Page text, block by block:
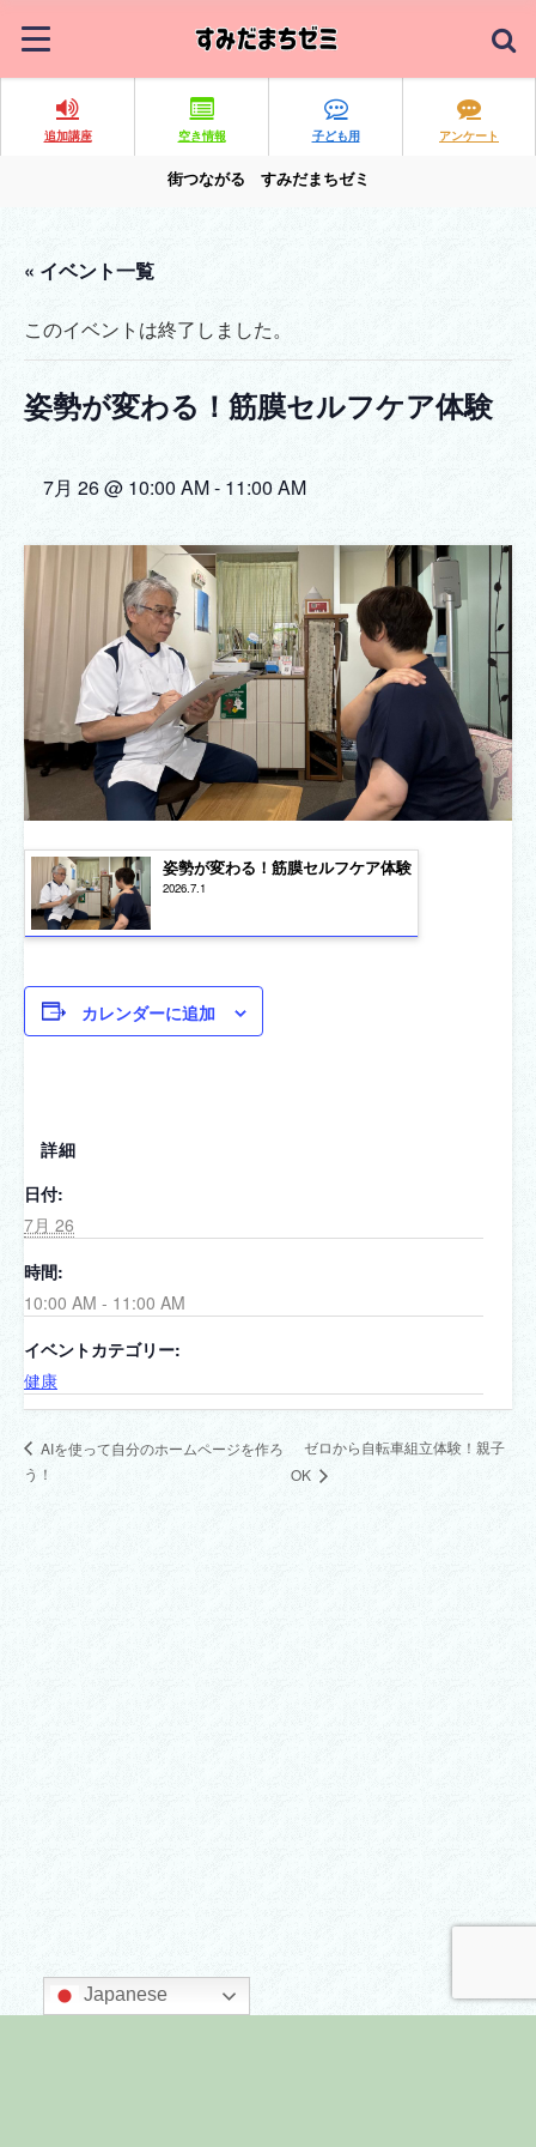
追加講座 空き情報 子ども用 アンケート
街つながる すみだまちゼミ
« イベント一覧
このイベントは終了しました。
姿勢が変わる！筋膜セルフケア体験
7月 26 @ 10:00 AM- 11:00 AM
姿勢が変わる！筋膜セルフケア体験
2026.7.1
カレンダーに追加
詳細
日付:
7月 26
時間:
10:00 AM - 11:00 AM
イベントカテゴリー:
健康
AIを使って自分のホームページを作ろ
う！
ゼロから自転車組立体験！親子
OK
Japanese